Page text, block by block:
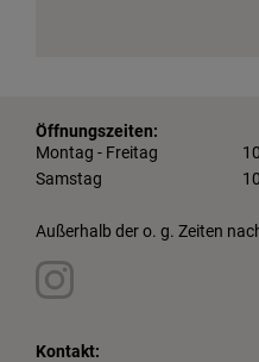
Öffnungszeiten:
Montag - Freitag
Samstag
Außerhalb der o. g. Zeiten
Kontakt: